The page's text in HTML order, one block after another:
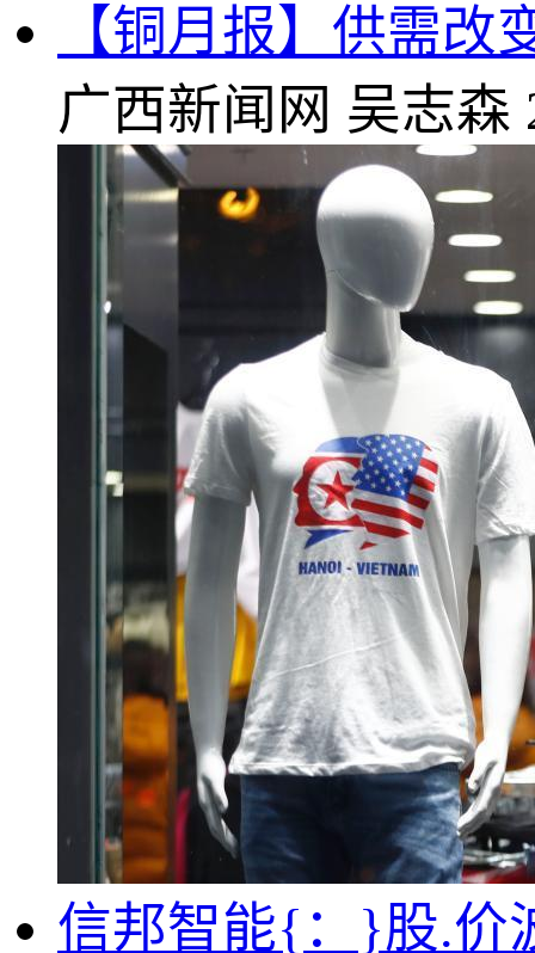
【铜月报】供需
广西新闻网 吴志森
信邦智能{：}股.价